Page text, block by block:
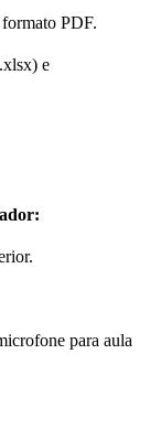
PDF.
e
para aula